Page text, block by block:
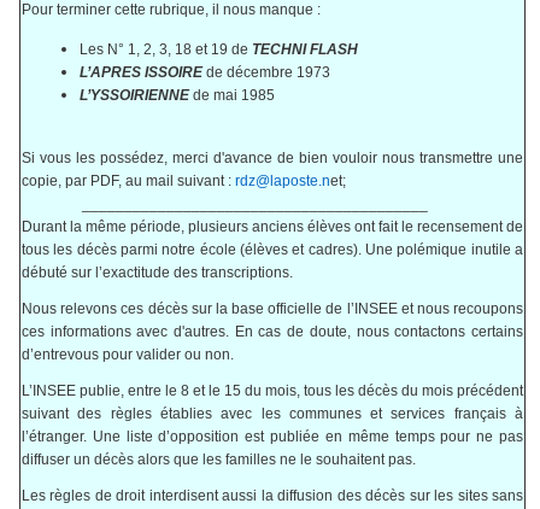
Pour terminer cette rubrique, il nous manque :
Les N° 1, 2, 3, 18 et 19 de TECHNI FLASH
L’APRES ISSOIRE de décembre 1973
L’YSSOIRIENNE de mai 1985
Si vous les possédez, merci d'avance de bien vouloir nous transmettre une
copie, par PDF, au mail suivant : rdz@laposte.net;
Durant la même période, plusieurs anciens élèves ont fait le recensement de
tous les décès parmi notre école (élèves et cadres). Une polémique inutile a
débuté sur l’exactitude des transcriptions.
Nous relevons ces décès sur la base officielle de l’INSEE et nous recoupons
ces informations avec d'autres. En cas de doute, nous contactons certains
d’entrevous pour valider ou non.
L’INSEE publie, entre le 8 et le 15 du mois, tous les décès du mois précédent
suivant des règles établies avec les communes et services français à
l’étranger. Une liste d’opposition est publiée en même temps pour ne pas
diffuser un décès alors que les familles ne le souhaitent pas.
Les règles de droit interdisent aussi la diffusion des décès sur les sites sans